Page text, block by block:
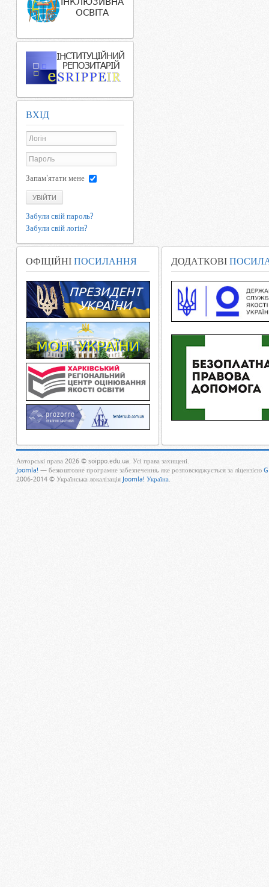
ВХІД
Запам'ятати мене
УВІЙТИ
Забули свій пароль?
Забули свій логін?
ОФІЦІЙНІ ПОСИЛАННЯ ДОДАТКОВІ
Авторські права 2026 © soippo.edu.ua. Усі права захищені.
Joomla! — безкоштовне програмне забезпечення, яке розповсюджується за ліцензією
2006-2014 © Українська локалізація Joomla! Україна.